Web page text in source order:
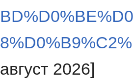
август 2026]